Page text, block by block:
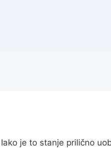
je to stanje prilično